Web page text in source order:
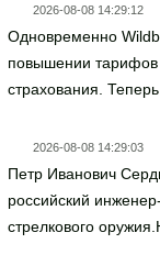
2026-08-08 14:29:12
Одновременно
повышении
страхования.
категории (против
условия
что они покрывают
складах, это значит,
2026-08-08 14:29:03
Петр Иванович
российский
стрелкового